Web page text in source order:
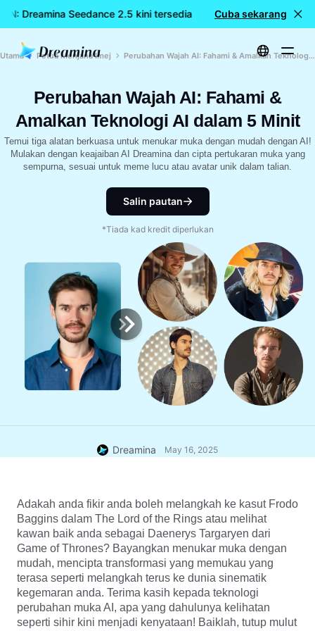
Dreamina Seedance 2.5 kini tersedia 🎉 Model baharu
Cuba sekarang
Utama Petua Menjana Imej Perubahan Wajah AI: Fahami & Amalkan Teknologi AI dalam 5 Minit
Perubahan Wajah AI: Fahami &
Amalkan Teknologi AI dalam 5 Minit
Temui tiga alatan berkuasa untuk menukar muka dengan mudah dengan AI!
Mulakan dengan keajaiban AI Dreamina dan cipta pertukaran muka yang
sempurna, sesuai untuk meme lucu atau avatar unik dalam talian.
Salin pautan
*Tiada kad kredit diperlukan
Dreamina May 16, 2025
Adakah anda fikir anda boleh melangkah ke kasut Frodo
Baggins dalam The Lord of the Rings atau melihat
kawan baik anda sebagai Daenerys Targaryen dari
Game of Thrones? Bayangkan menukar muka dengan
mudah, mencipta transformasi yang memukau yang
terasa seperti melangkah terus ke dunia sinematik
kegemaran anda. Terima kasih kepada teknologi
perubahan muka AI, apa yang dahulunya kelihatan
seperti sihir kini menjadi kenyataan! Baiklah, tutup mulut